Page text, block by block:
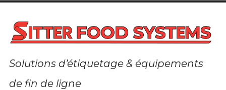
contenu
Solutions d’étiquetage & équipements
de fin de ligne